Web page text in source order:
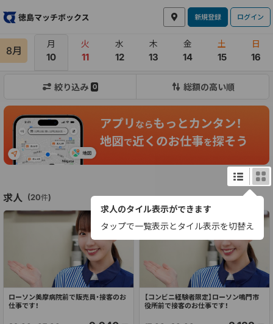
新規登録 ログイン
8月
月 火 水 木 金 土 日
10 11 12 13 14 15 16
絞り込み 0 総額の高い順
求人 (20件)
ローソン美摩病院前で販売員・接客のお
仕事です！
【コンビニ経験者限定】ローソン鳴門市
役所前で接客のお仕事です！
求人のタイル表示ができます
タップで一覧表示とタイル表示を切替え